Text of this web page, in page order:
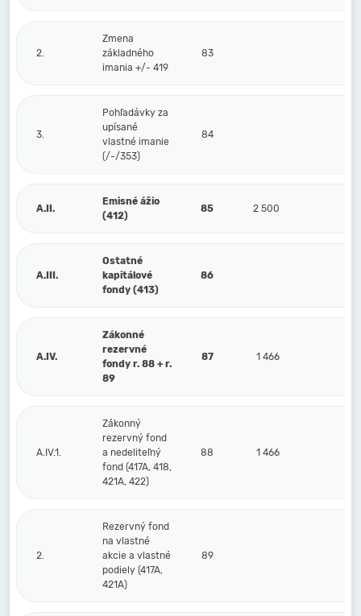
2.
Zmena
základného
imania +/- 419
83
3.
Pohľadávky za
upísané
vlastné imanie
(/-/353)
84
A.II.
Emisné ážio
(412)
85 2 500
A.III.
Ostatné
kapitálové
fondy (413)
86
A.IV.
Zákonné
rezervné
fondy r. 88 + r.
89
87 1 466
A.IV.1.
Zákonný
rezervný fond
a nedeliteľný
fond (417A, 418,
421A, 422)
88 1 466
2.
Rezervný fond
na vlastné
akcie a vlastné
podiely (417A,
421A)
89